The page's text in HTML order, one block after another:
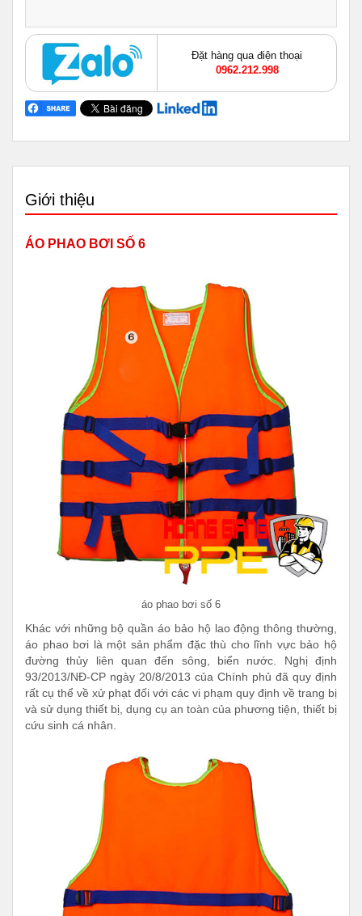
Đặt hàng qua điện thoại
0962.212.998
Giới thiệu
ÁO PHAO BƠI SỐ 6
áo phao bơi số 6
Khác với những bộ quần áo bảo hộ lao động thông thường,
áo phao bơi là một sản phẩm đặc thù cho lĩnh vực bảo hộ
đường thủy liên quan đến sông, biển nước. Nghị định
93/2013/NĐ-CP ngày 20/8/2013 của Chính phủ đã quy định
rất cụ thể về xử phạt đối với các vi phạm quy định về trang bị
và sử dụng thiết bị, dụng cụ an toàn của phương tiện, thiết bị
cứu sinh cá nhân.